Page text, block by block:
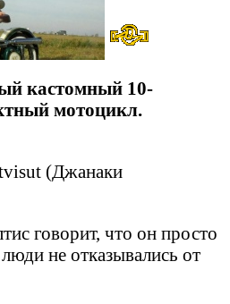
кастомный 10-
мотоцикл.
(Джанаки
говорит, что он просто
не отказывались от